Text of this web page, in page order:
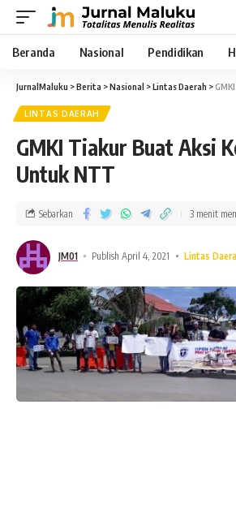
Beranda Nasional Pendidikan
JurnalMaluku >Berita >Nasional >Lintas Daerah >GMKI
LINTAS DAERAH
GMKI Tiakur Buat Aksi
Untuk NTT
JM01 Publish April 4, 2021 Lintas
Sebarkan 3 menit